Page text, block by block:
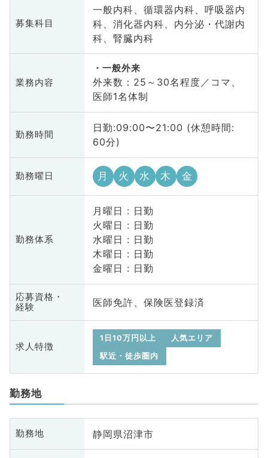
募集科目
一般内科、循環器内科、呼吸器内
科、消化器内科、内分泌・代謝内
科、腎臓内科
業務内容
一般外来
外来数：25～30名程度／コマ、
医師1名体制
勤務時間
日勤:09:00〜21:00 (休憩時間:
60分)
勤務曜日 月 火 水 木 金
勤務体系
月曜日 : 日勤
火曜日 : 日勤
水曜日 : 日勤
木曜日 : 日勤
金曜日 : 日勤
応募資格・
経験
医師免許、保険医登録済
求人特徴
1日10万円以上
人気エリア
駅近・徒歩圏内
勤務地
勤務地 静岡県沼津市